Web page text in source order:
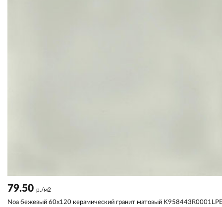
79.50 р./м2
Noa бежевый 60x120 керамический гранит матовый